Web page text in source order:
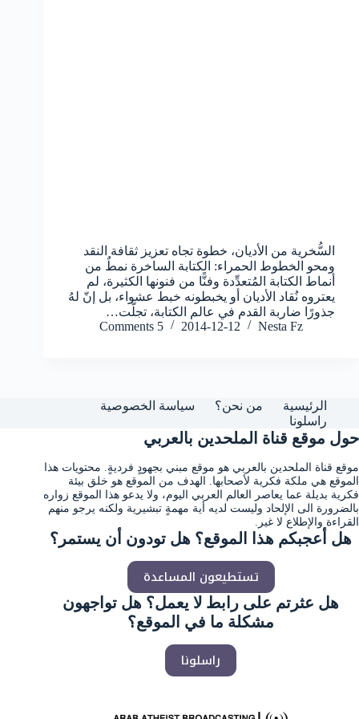
السُّخرية من الأديان، خطوة تجاه تعزيز ثقافة النقد
ومحو الخطوط الحمراء: الكتابة الساخرة نمطٌ من
أنماط الكتابة المُتعدِّدة وفنًّا من فنونها الكثيرة، لم
يعتروه نُقاد الأديان أو يخبطونه خبط عشواء، بل إنّ لهُ
جذورًا ضاربة القدم في عالم الكتابة، تجلّت…
Nesta Fz
2014-12-12
5 Comments
الرئيسية من نحن؟
سياسة الخصوصية
راسلونا
حول موقع قناة الملحدين بالعربي
موقع قناة الملحدين بالعربي هو موقع مبني بجهودٍ فرديةٍ. محتويات هذا
الموقع هي ملكة فكرية لأصحابها. الهدف من الموقع هو خلق بيئة
فكرية بديلة عما يعاصر العالم العربي اليوم، ولا يدعو هذا الموقع زواره
بالضرورة الى الإلحاد وليست لديه أية مهمةٍ تبشيرية ولكنه يرجو منهم
القراءة والإطلاع لا غير.
هل أعجبكم هذا الموقع؟ هل تودون أن يستمر؟
تستطيعون المساعدة
هل عثرتم على رابط لا يعمل؟ هل تواجهون
مشكلة ما في الموقع؟
راسلونا